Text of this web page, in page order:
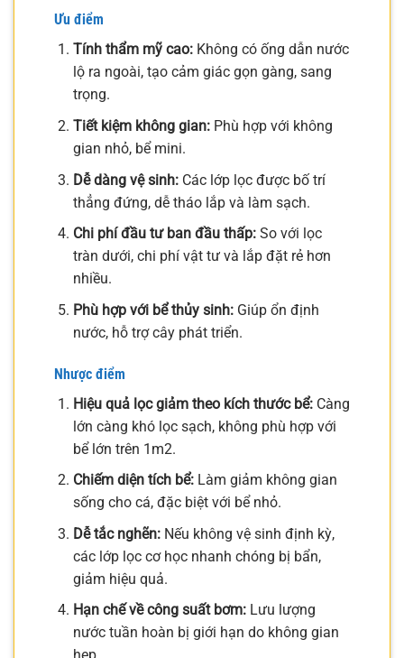
Ưu điểm
Tính thẩm mỹ cao:Không có ống dẫn nước
lộ ra ngoài, tạo cảm giác gọn gàng, sang
trọng.
Tiết kiệm không gian:Phù hợp với không
gian nhỏ, bể mini.
Dễ dàng vệ sinh:Các lớp lọc được bố trí
thẳng đứng, dễ tháo lắp và làm sạch.
Chi phí đầu tư ban đầu thấp:So với lọc
tràn dưới, chi phí vật tư và lắp đặt rẻ hơn
nhiều.
Phù hợp với bể thủy sinh:Giúp ổn định
nước, hỗ trợ cây phát triển.
Nhược điểm
Hiệu quả lọc giảm theo kích thước bể:Càng
lớn càng khó lọc sạch, không phù hợp với
bể lớn trên 1m2.
Chiếm diện tích bể:Làm giảm không gian
sống cho cá, đặc biệt với bể nhỏ.
Dễ tắc nghẽn:Nếu không vệ sinh định kỳ,
các lớp lọc cơ học nhanh chóng bị bẩn,
giảm hiệu quả.
Hạn chế về công suất bơm:Lưu lượng
nước tuần hoàn bị giới hạn do không gian